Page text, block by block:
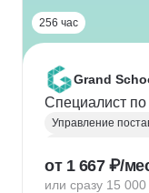
256 час
Grand
Специалист
Управление
от 1 667 ₽/
или сразу 15 000